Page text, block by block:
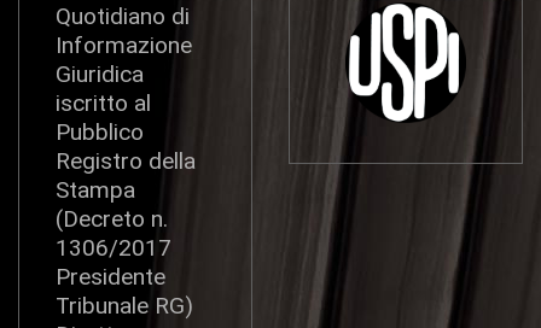
Quotidiano di
Informazione
Giuridica
iscritto al
Pubblico
Registro della
Stampa
(Decreto n.
1306/2017
Presidente
Tribunale RG)